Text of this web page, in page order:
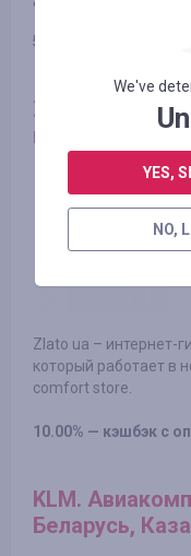
5.60% — кэшбэк с
Zlato.
ювелирных
Zlato ua – интернет-
который работает в
comfort store.
10.00% — кэшбэк с
KLM.
Беларусь,
We've
YES,
NO,